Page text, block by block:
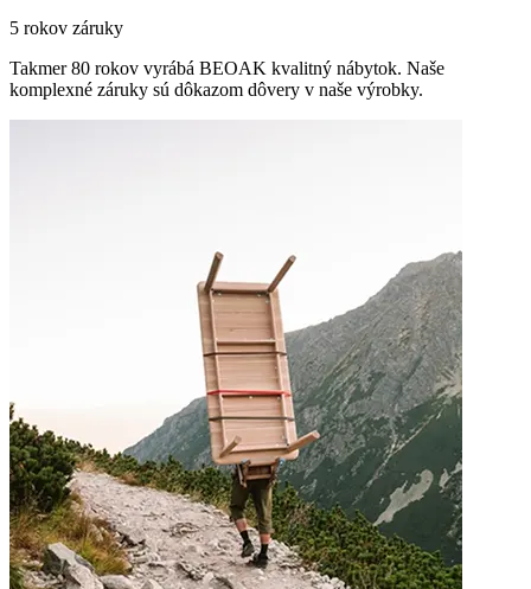
5 rokov záruky
Takmer 80 rokov vyrábá BEOAK kvalitný nábytok. Naše
komplexné záruky sú dôkazom dôvery v naše výrobky.